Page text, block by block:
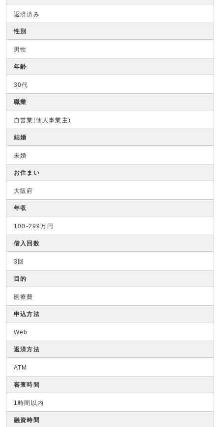
返済済み
性別
男性
年齢
30代
職業
自営業(個人事業主)
結婚
未婚
お住まい
大阪府
年収
100-299万円
借入回数
3回
目的
医療費
申込方法
Web
返済方法
ATM
審査時間
1時間以内
融資時間